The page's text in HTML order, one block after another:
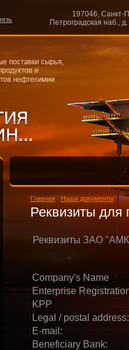
197046, Санкт-
Петроградская наб.,
Главная \ Наши документы \
Реквизиты
Реквизиты ЗАО
Company's Name
Enterprise
KPP
Legal / postal address:
E-mail:
Beneficiary Bank: